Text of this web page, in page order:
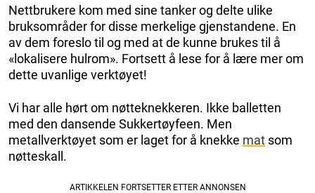
Nettbrukere kom med sine tanker og delte ulike
bruksområder for disse merkelige gjenstandene. En
av dem foreslo til og med at de kunne brukes til å
«lokalisere hulrom». Fortsett å lese for å lære mer om
dette uvanlige verktøyet!
Vi har alle hørt om nøtteknekkeren. Ikke balletten
med den dansende Sukkertøyfeen. Men
metallverktøyet som er laget for å knekke mat som
nøtteskall.